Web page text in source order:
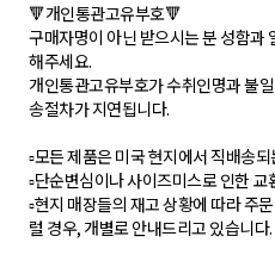
🔻개인통관고유부호🔻
구매자명이 아닌 받으시는 분 성함과
해주세요.
개인통관고유부호가 수취인명과 불
송절차가 지연됩니다.
▫모든 제품은 미국 현지에서 직배송
▫단순변심이나 사이즈미스로 인한
▫현지 매장들의 재고 상황에 따라 주
럴 경우, 개별로 안내드리고 있습니다.